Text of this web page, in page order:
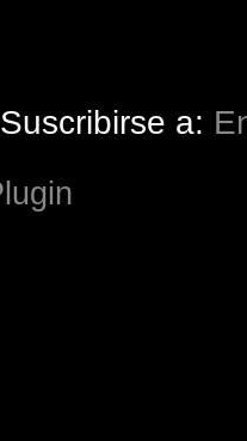
Suscribirse a: